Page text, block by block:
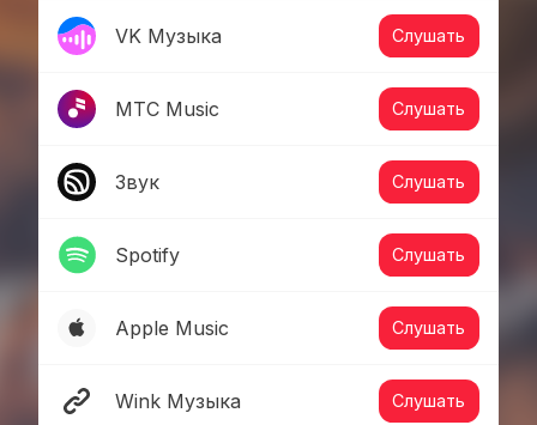
VK Музыка Слушать
МТС Music Слушать
Звук Слушать
Spotify Слушать
Apple Music Слушать
Wink Музыка Слушать